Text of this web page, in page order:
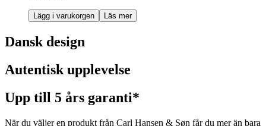
Lägg i varukorgen Läs mer
Dansk design
Autentisk upplevelse
Upp till 5 års garanti*
När du väljer en produkt från Carl Hansen & Søn får du mer än bara